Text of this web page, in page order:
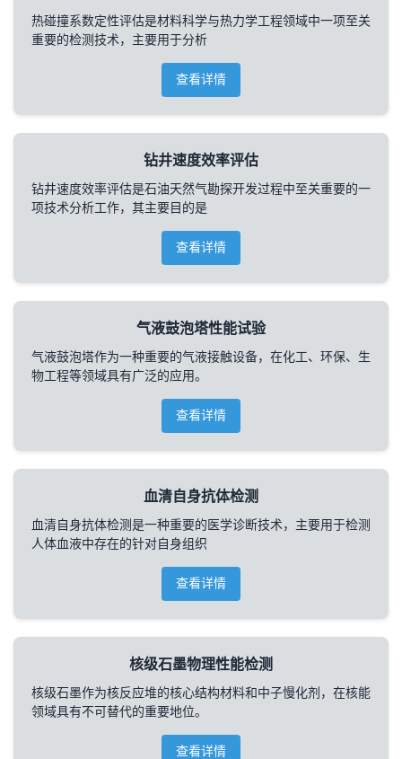
热碰撞系数定性评估是材料科学与热力学工程领域中一项至关
重要的检测技术，主要用于分析
查看详情
钻井速度效率评估
钻井速度效率评估是石油天然气勘探开发过程中至关重要的一
项技术分析工作，其主要目的是
查看详情
气液鼓泡塔性能试验
气液鼓泡塔作为一种重要的气液接触设备，在化工、环保、生
物工程等领域具有广泛的应用。
查看详情
血清自身抗体检测
血清自身抗体检测是一种重要的医学诊断技术，主要用于检测
人体血液中存在的针对自身组织
查看详情
核级石墨物理性能检测
核级石墨作为核反应堆的核心结构材料和中子慢化剂，在核能
领域具有不可替代的重要地位。
查看详情